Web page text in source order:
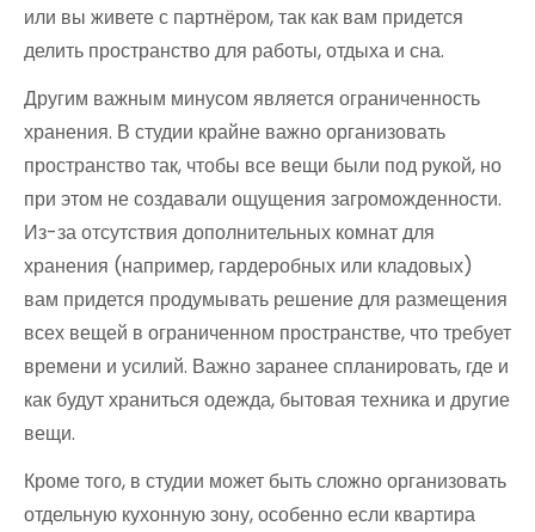
или вы живете с партнёром, так как вам придется
делить пространство для работы, отдыха и сна.
Другим важным минусом является ограниченность
хранения. В студии крайне важно организовать
пространство так, чтобы все вещи были под рукой, но
при этом не создавали ощущения загроможденности.
Из-за отсутствия дополнительных комнат для
хранения (например, гардеробных или кладовых)
вам придется продумывать решение для размещения
всех вещей в ограниченном пространстве, что требует
времени и усилий. Важно заранее спланировать, где и
как будут храниться одежда, бытовая техника и другие
вещи.
Кроме того, в студии может быть сложно организовать
отдельную кухонную зону, особенно если квартира